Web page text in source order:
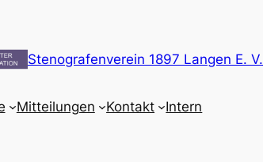
Stenografenverein 1897 Langen E. V.
Mitteilungen Kontakt Intern